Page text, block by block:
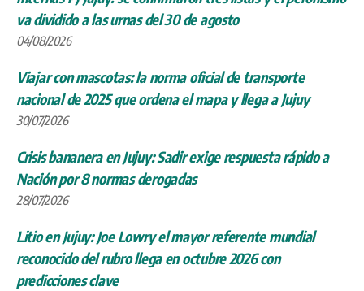
va dividido a las urnas del 30 de agosto
04/08/2026
Viajar con mascotas: la norma oficial de transporte
nacional de 2025 que ordena el mapa y llega a Jujuy
30/07/2026
Crisis bananera en Jujuy: Sadir exige respuesta rápido a
Nación por 8 normas derogadas
28/07/2026
Litio en Jujuy: Joe Lowry el mayor referente mundial
reconocido del rubro llega en octubre 2026 con
predicciones clave